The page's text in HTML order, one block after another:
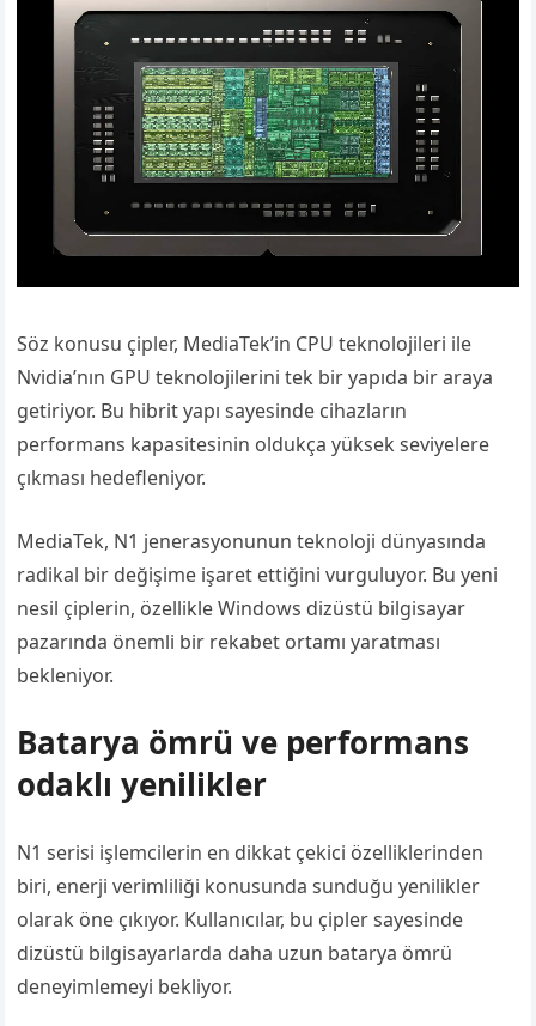
Söz konusu çipler, MediaTek’in CPU teknolojileri ile
Nvidia’nın GPU teknolojilerini tek bir yapıda bir araya
getiriyor. Bu hibrit yapı sayesinde cihazların
performans kapasitesinin oldukça yüksek seviyelere
çıkması hedefleniyor.
MediaTek, N1 jenerasyonunun teknoloji dünyasında
radikal bir değişime işaret ettiğini vurguluyor. Bu yeni
nesil çiplerin, özellikle Windows dizüstü bilgisayar
pazarında önemli bir rekabet ortamı yaratması
bekleniyor.
Batarya ömrü ve performans
odaklı yenilikler
N1 serisi işlemcilerin en dikkat çekici özelliklerinden
biri, enerji verimliliği konusunda sunduğu yenilikler
olarak öne çıkıyor. Kullanıcılar, bu çipler sayesinde
dizüstü bilgisayarlarda daha uzun batarya ömrü
deneyimlemeyi bekliyor.